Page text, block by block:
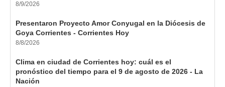
8/9/2026
Presentaron Proyecto Amor Conyugal en la Diócesis de
Goya Corrientes - Corrientes Hoy
8/8/2026
Clima en ciudad de Corrientes hoy: cuál es el
pronóstico del tiempo para el 9 de agosto de 2026 - La
Nación